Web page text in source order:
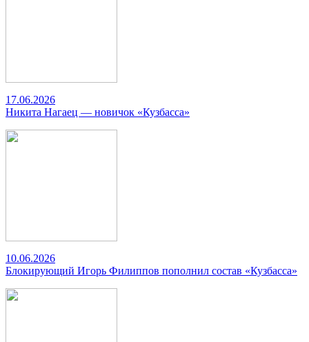
17.06.2026
Никита Нагаец — новичок «Кузбасса»
10.06.2026
Блокирующий Игорь Филиппов пополнил состав «Кузбасса»